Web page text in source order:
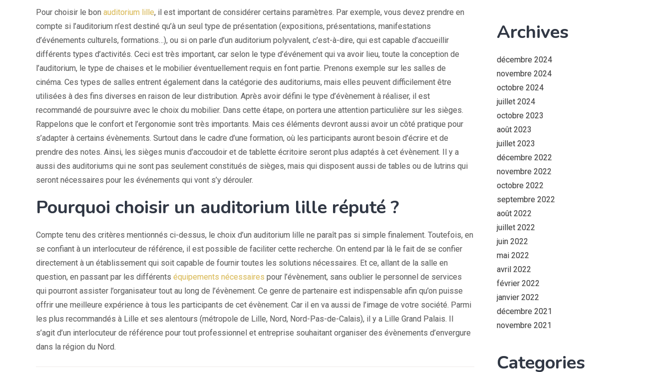
Pour choisir le bon auditorium lille, il est important de considérer certains paramètres. Par exemple, vous devez prendre en
compte si l’auditorium n’est destiné qu’à un seul type de présentation (expositions, présentations, manifestations
d’événements culturels, formations…), ou si on parle d’un auditorium polyvalent, c’est-à-dire, qui est capable d’accueillir
différents types d’activités. Ceci est très important, car selon le type d’événement qui va avoir lieu, toute la conception de
l’auditorium, le type de chaises et le mobilier éventuellement requis en font partie. Prenons exemple sur les salles de
cinéma. Ces types de salles entrent également dans la catégorie des auditoriums, mais elles peuvent difficilement être
utilisées à des fins diverses en raison de leur distribution. Après avoir défini le type d’évènement à réaliser, il est
recommandé de poursuivre avec le choix du mobilier. Dans cette étape, on portera une attention particulière sur les sièges.
Rappelons que le confort et l’ergonomie sont très importants. Mais ces éléments devront aussi avoir un côté pratique pour
s’adapter à certains évènements. Surtout dans le cadre d’une formation, où les participants auront besoin d’écrire et de
prendre des notes. Ainsi, les sièges munis d’accoudoir et de tablette écritoire seront plus adaptés à cet évènement. Il y a
aussi des auditoriums qui ne sont pas seulement constitués de sièges, mais qui disposent aussi de tables ou de lutrins qui
seront nécessaires pour les événements qui vont s’y dérouler.
Pourquoi choisir un auditorium lille réputé ?
Compte tenu des critères mentionnés ci-dessus, le choix d’un auditorium lille ne paraît pas si simple finalement. Toutefois, en
se confiant à un interlocuteur de référence, il est possible de faciliter cette recherche. On entend par là le fait de se confier
directement à un établissement qui soit capable de fournir toutes les solutions nécessaires. Et ce, allant de la salle en
question, en passant par les différents équipements nécessaires pour l’évènement, sans oublier le personnel de services
qui pourront assister l’organisateur tout au long de l’évènement. Ce genre de partenaire est indispensable afin qu’on puisse
offrir une meilleure expérience à tous les participants de cet évènement. Car il en va aussi de l’image de votre société. Parmi
les plus recommandés à Lille et ses alentours (métropole de Lille, Nord, Nord-Pas-de-Calais), il y a Lille Grand Palais. Il
s’agit d’un interlocuteur de référence pour tout professionnel et entreprise souhaitant organiser des évènements d’envergure
dans la région du Nord.
Archives
décembre 2024
novembre 2024
octobre 2024
juillet 2024
octobre 2023
août 2023
juillet 2023
décembre 2022
novembre 2022
octobre 2022
septembre 2022
août 2022
juillet 2022
juin 2022
mai 2022
avril 2022
février 2022
janvier 2022
décembre 2021
novembre 2021
Categories